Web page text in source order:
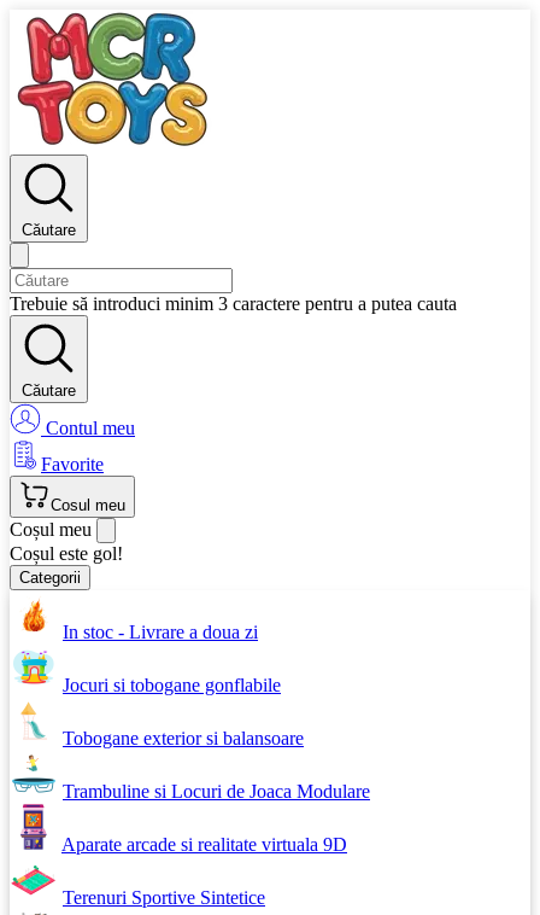
Căutare
Trebuie să introduci minim 3 caractere pentru a putea cauta
Căutare
Contul meu
Favorite
Cosul meu
Coșul meu
Coșul este gol!
Categorii
In stoc - Livrare a doua zi
Jocuri si tobogane gonflabile
Tobogane exterior si balansoare
Trambuline si Locuri de Joaca Modulare
Aparate arcade si realitate virtuala 9D
Terenuri Sportive Sintetice